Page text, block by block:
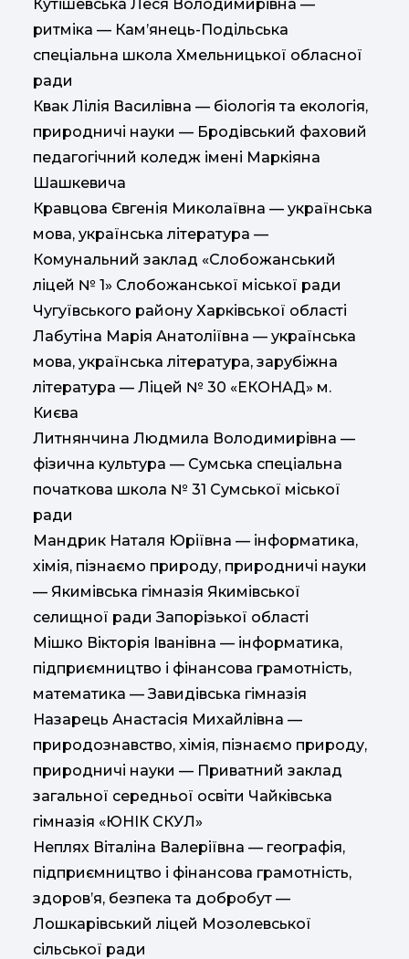
Кутішевська Леся Володимирівна —
ритміка — Кам’янець-Подільська
спеціальна школа Хмельницької обласної
ради
Квак Лілія Василівна — біологія та екологія,
природничі науки — Бродівський фаховий
педагогічний коледж імені Маркіяна
Шашкевича
Кравцова Євгенія Миколаївна — українська
мова, українська література —
Комунальний заклад «Слобожанський
ліцей № 1» Слобожанської міської ради
Чугуївського району Харківської області
Лабутіна Марія Анатоліївна — українська
мова, українська література, зарубіжна
література — Ліцей № 30 «ЕКОНАД» м.
Києва
Литнянчина Людмила Володимирівна —
фізична культура — Сумська спеціальна
початкова школа № 31 Сумської міської
ради
Мандрик Наталя Юріївна — інформатика,
хімія, пізнаємо природу, природничі науки
— Якимівська гімназія Якимівської
селищної ради Запорізької області
Мішко Вікторія Іванівна — інформатика,
підприємництво і фінансова грамотність,
математика — Завидівська гімназія
Назарець Анастасія Михайлівна —
природознавство, хімія, пізнаємо природу,
природничі науки — Приватний заклад
загальної середньої освіти Чайківська
гімназія «ЮНІК СКУЛ»
Неплях Віталіна Валеріївна — географія,
підприємництво і фінансова грамотність,
здоров’я, безпека та добробут —
Лошкарівський ліцей Мозолевської
сільської ради